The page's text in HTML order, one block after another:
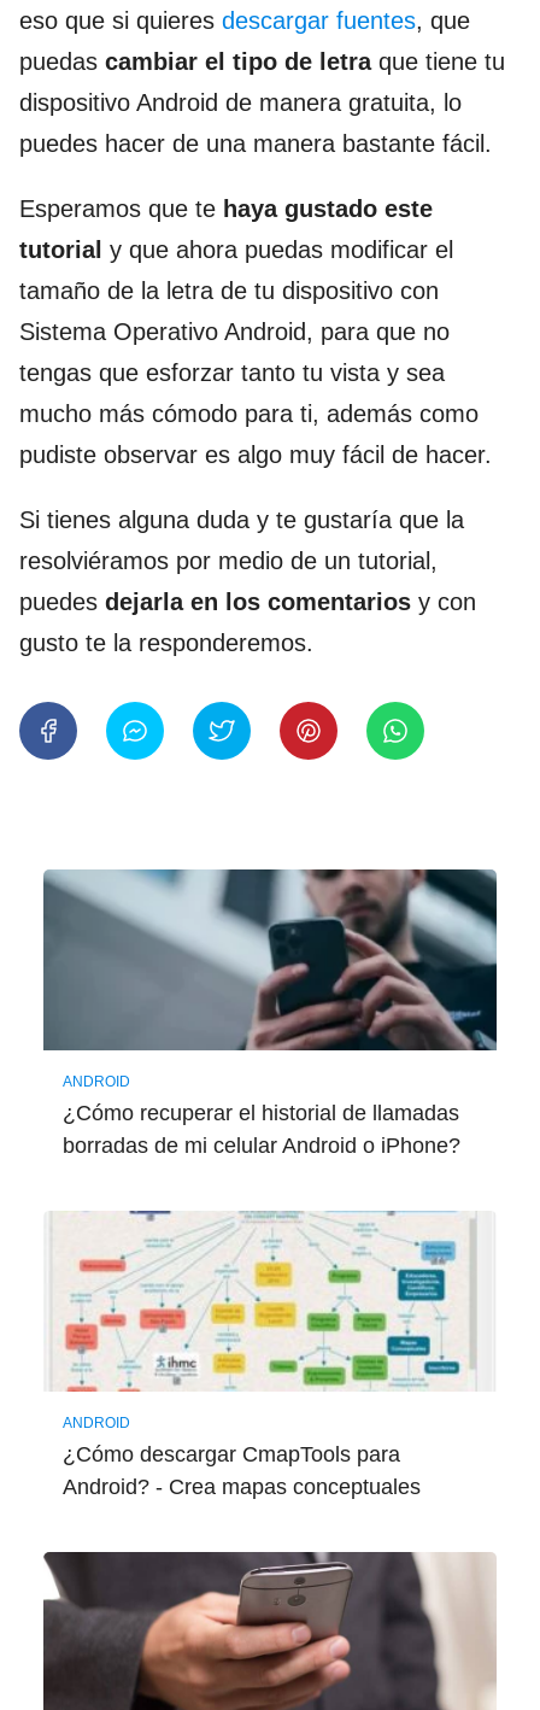
eso que si quieres descargar fuentes, que
puedas cambiar el tipo de letra que tiene tu
dispositivo Android de manera gratuita, lo
puedes hacer de una manera bastante fácil.
Esperamos que te haya gustado este
tutorial y que ahora puedas modificar el
tamaño de la letra de tu dispositivo con
Sistema Operativo Android, para que no
tengas que esforzar tanto tu vista y sea
mucho más cómodo para ti, además como
pudiste observar es algo muy fácil de hacer.
Si tienes alguna duda y te gustaría que la
resolviéramos por medio de un tutorial,
puedes dejarla en los comentarios y con
gusto te la responderemos.
ANDROID
¿Cómo recuperar el historial de llamadas
borradas de mi celular Android o iPhone?
ANDROID
¿Cómo descargar CmapTools para
Android? - Crea mapas conceptuales